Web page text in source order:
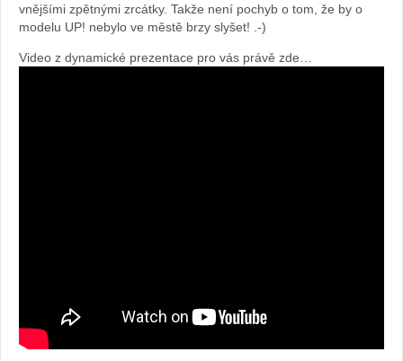
vnějšími zpětnými zrcátky. Takže není pochyb o tom, že by o
modelu UP! nebylo ve městě brzy slyšet! .-)
Video z dynamické prezentace pro vás právě zde…